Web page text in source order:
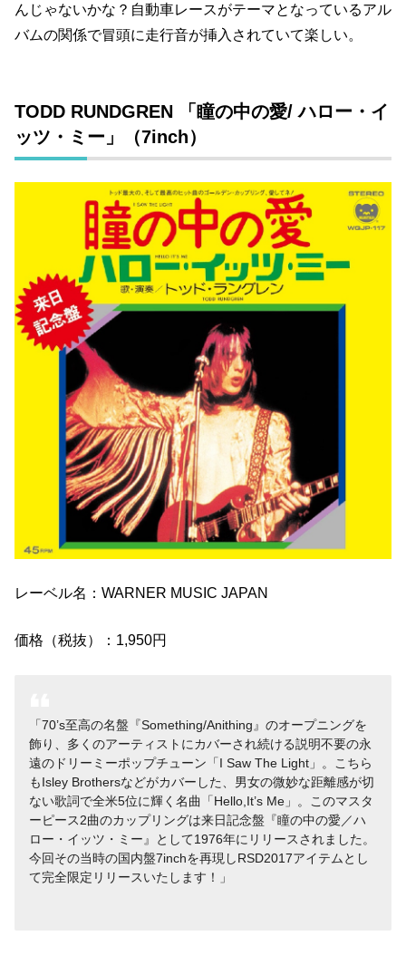
んじゃないかな？自動車レースがテーマとなっているアル
バムの関係で冒頭に走行音が挿入されていて楽しい。
TODD RUNDGREN 「瞳の中の愛/ ハロー・イ
ッツ・ミー」（7inch）
レーベル名：WARNER MUSIC JAPAN
価格（税抜）：1,950円
70’s至高の名盤『Something/Anithing』のオープニングを
飾り、多くのアーティストにカバーされ続ける説明不要の永
遠のドリーミーポップチューン「I Saw The Light」。こちら
もIsley Brothersなどがカバーした、男女の微妙な距離感が切
ない歌詞で全米5位に輝く名曲「Hello,It’s Me」。このマスタ
ーピース2曲のカップリングは来日記念盤『瞳の中の愛／ハ
ロー・イッツ・ミー』として1976年にリリースされました。
今回その当時の国内盤7inchを再現しRSD2017アイテムとし
て完全限定リリースいたします！